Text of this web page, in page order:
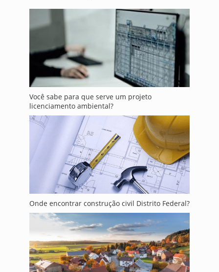
Você sabe para que serve um projeto
licenciamento ambiental?
Onde encontrar construção civil Distrito Federal?